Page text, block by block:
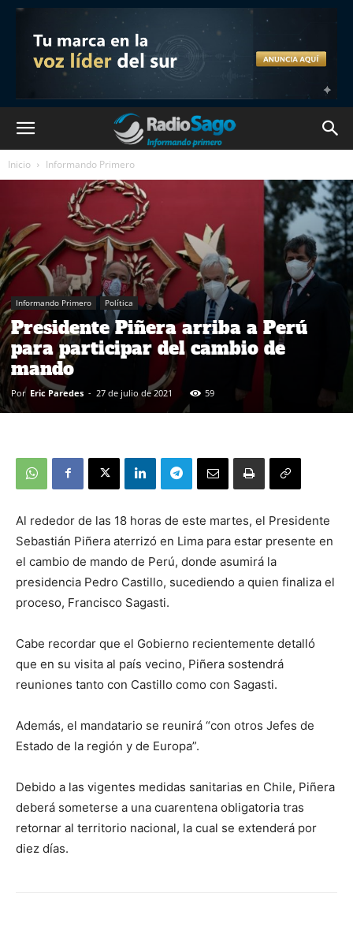
Inicio Informando Primero
Informando Primero Política
Presidente Piñera arriba a Perú
para participar del cambio de
mando
Por Eric Paredes - 27 de julio de 2021 59
Al rededor de las 18 horas de este martes, el Presidente
Sebastián Piñera aterrizó en Lima para estar presente en
el cambio de mando de Perú, donde asumirá la
presidencia Pedro Castillo, sucediendo a quien finaliza el
proceso, Francisco Sagasti.
Cabe recordar que el Gobierno recientemente detalló
que en su visita al país vecino, Piñera sostendrá
reuniones tanto con Castillo como con Sagasti.
Además, el mandatario se reunirá “con otros Jefes de
Estado de la región y de Europa”.
Debido a las vigentes medidas sanitarias en Chile, Piñera
deberá someterse a una cuarentena obligatoria tras
retornar al territorio nacional, la cual se extenderá por
diez días.